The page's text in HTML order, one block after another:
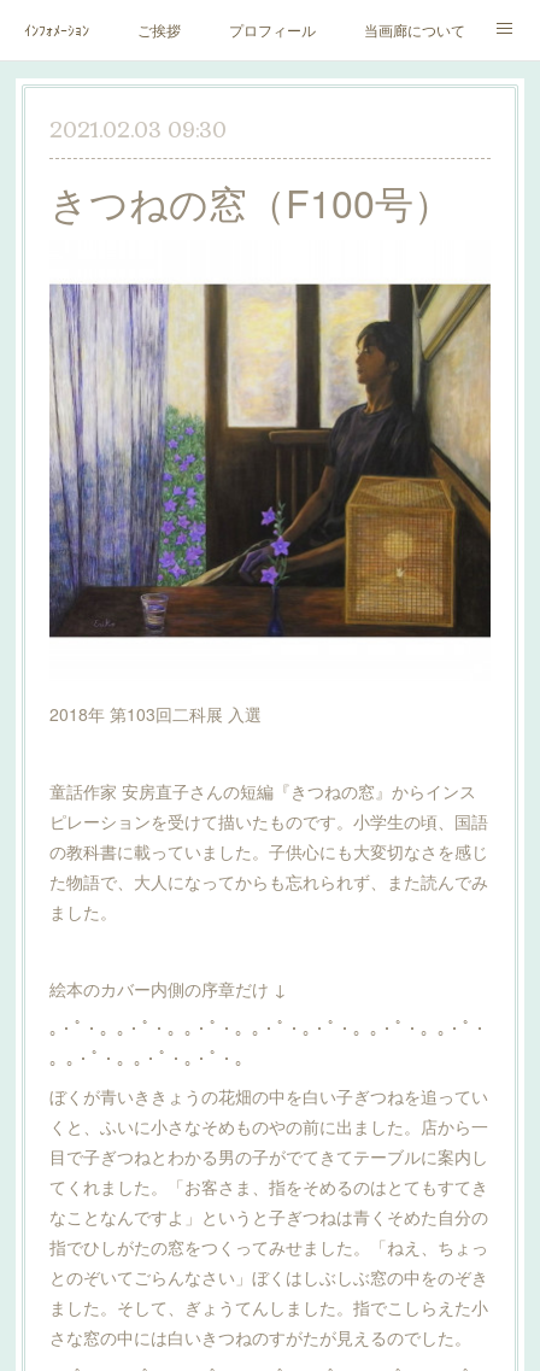
ｲﾝﾌｫﾒｰｼｮﾝ ご挨拶 プロフィール 当画廊について
作家一覧 絵里子画報
2021.02.03 09:30
きつねの窓（F100号）
2018年 第103回二科展 入選
童話作家 安房直子さんの短編『きつねの窓』からインス
ピレーションを受けて描いたものです。小学生の頃、国語
の教科書に載っていました。子供心にも大変切なさを感じ
た物語で、大人になってからも忘れられず、また読んでみ
ました。
絵本のカバー内側の序章だけ ↓
｡・ﾟ・。｡・ﾟ・。｡・ﾟ・。｡・ﾟ・｡・ﾟ・。｡・ﾟ・。｡・ﾟ・
。｡・ﾟ・。｡・ﾟ・｡・ﾟ・。
ぼくが青いききょうの花畑の中を白い子ぎつねを追ってい
くと、ふいに小さなそめものやの前に出ました。店から一
目で子ぎつねとわかる男の子がでてきてテーブルに案内し
てくれました。「お客さま、指をそめるのはとてもすてき
なことなんですよ」というと子ぎつねは青くそめた自分の
指でひしがたの窓をつくってみせました。「ねえ、ちょっ
とのぞいてごらんなさい」ぼくはしぶしぶ窓の中をのぞき
ました。そして、ぎょうてんしました。指でこしらえた小
さな窓の中には白いきつねのすがたが見えるのでした。